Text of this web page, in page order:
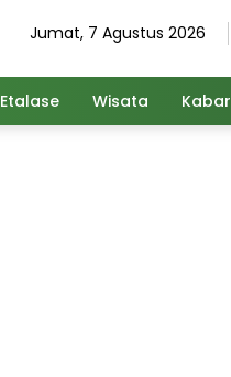
Jumat, 7 Agustus 2026
Etalase Wisata Kabar